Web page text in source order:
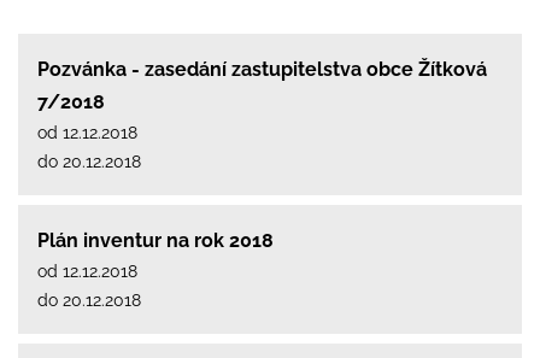
Pozvánka - zasedání zastupitelstva obce Žítková
7/2018
od 12.12.2018
do 20.12.2018
Plán inventur na rok 2018
od 12.12.2018
do 20.12.2018